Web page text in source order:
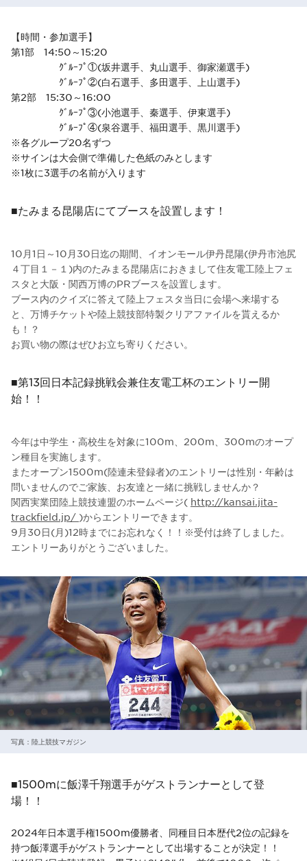
【時間・参加選手】
第1部 14:50～15:20
ｸﾞﾙｰﾌﾟ①(坂井選手、丸山選手、御家瀬選手)
ｸﾞﾙｰﾌﾟ②(白石選手、多田選手、上山選手)
第2部 15:30～16:00
ｸﾞﾙｰﾌﾟ③(小池選手、秦選手、伊東選手)
ｸﾞﾙｰﾌﾟ④(泉谷選手、福田選手、黒川選手)
※各グループ20名ずつ
※サインは大会側で準備した色紙のみとします
※1枚に3選手の名前が入ります
■たみまる昆陽店にてブースを設置します！
10月1日～10月30日迄の期間、イオンモール伊丹昆陽(伊丹市池尻
４丁目１－１)内のたみまる昆陽店におきまして住友電工陸上フェ
スタと大阪・関西万博のPRブースを設置します。
ブース内のクイズに答えて陸上フェスタ当日に会場へ来場する
と、万博チケットや陸上競技部特製クリアファイルを貰えるか
も！？
お買い物の際はぜひお立ち寄りください。
■第13回日本記録挑戦会兼住友電工杯のエントリー開
始！！
今年は中学生・高校生を対象に100m、200m、300mのオープ
ン種目を実施します。
またオープン1500m(陸連未登録者)のエントリーは性別・年齢は
問いませんのでご家族、お友達と一緒に挑戦しませんか？
関西実業団陸上競技連盟のホームページ( http://kansai.jita-
trackfield.jp/ )からエントリーできます。
9月30日(月)12時までにお忘れなく！！※受付は終了しました。
エントリーありがとうございました。
写真：陸上競技マガジン
■1500mに飯澤千翔選手がゲストランナーとして登
場！！
2024年日本選手権1500m優勝者、同種目日本歴代2位の記録を
持つ飯澤選手がゲストランナーとして出場することが決定！！